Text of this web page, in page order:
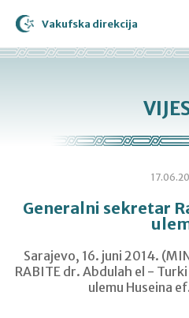
Vakufska direkcija
Generalni sekretar
Sarajevo, 16. juni 2014.
RABITE dr. Abdulah el -
ulemu Huseina